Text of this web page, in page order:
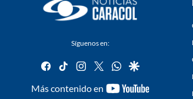
Síguenos en:
facebook
tiktok instagram
twitterwhatsapp
google
Más contenido en
youtube-